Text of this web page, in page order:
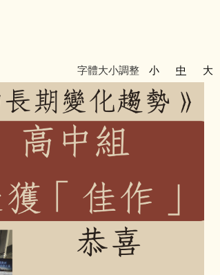
字體大小調整 小 中 大